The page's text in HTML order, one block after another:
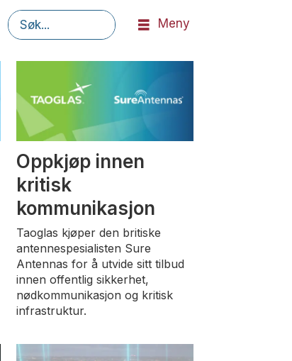
Søk
Meny
Oppkjøp innen
kritisk
kommunikasjon
Taoglas kjøper den britiske
antennespesialisten Sure
Antennas for å utvide sitt tilbud
innen offentlig sikkerhet,
nødkommunikasjon og kritisk
infrastruktur.